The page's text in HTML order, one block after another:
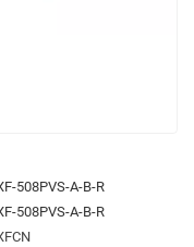
508PVS-A-B-R
508PVS-A-B-R